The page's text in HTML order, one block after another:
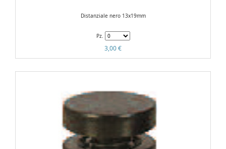
Distanziale nero 13x19mm
Pz.
3,00 €